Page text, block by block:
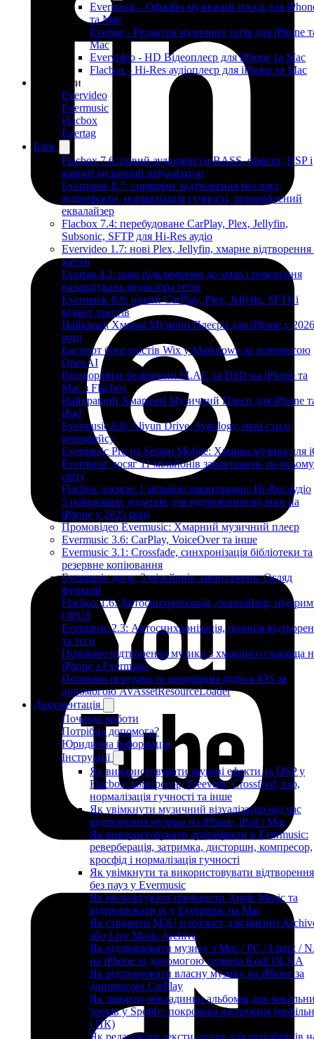
Evermusic - Офлайн музичний плеєр для
та Mac
Evertag - Редактор музичних тегів для iPhone
Mac
Evervideo - HD Відеоплеєр для iPhone та Mac
Flacbox - Hi-Res аудіоплеєр для iPhone та Mac
Продукти
Evervideo
Evermusic
Flacbox
Evertag
Блог
Flacbox 7.6: новий аудіодвигун BASS, ефекти, DSP і
живий музичний візуалізатор
Evermusic 8.7: справжнє відтворення без пауз,
аудіоефекти, нормалізація гучності, перероблений
еквалайзер
Flacbox 7.4: перебудоване CarPlay, Plex, Jellyfin,
Subsonic, SFTP для Hi-Res аудіо
Evervideo 1.7: нові Plex, Jellyfin, хмарне відтворення
жести
Evertag 4.2: нові підключення до хмар і пояснення
налаштувань редактора тегів
Evermusic 8.6: новий CarPlay, Plex, Jellyfin, SFTP і
віджет текстів
Найкращі Хмарні Музичні Плеєри для iPhone у 2026
році
Експорт блог-постів Wix у Markdown за допомогою
OpenAI
Відтворюйте безвтратні FLAC та DSD на iPhone та
Mac з Flacbox
Найкращий Хмарний Музичний Плеєр для iPhone
iPad
Evermusic 6.8: Aliyun Drive, Synology, нові стилі
інтерфейсу
Evermusic Pro на Setapp Mobile: Хмарна музика для
Evermusic досяг 11 мільйонів завантажень по всьому
світу
Flacbox досягає 1 мільйон завантажень: Hi-Res аудіо
5 найкращих додатків для відтворення музики на
iPhone у 2025 році
Промовідео Evermusic: Хмарний музичний плеєр
Evermusic 3.6: CarPlay, VoiceOver та інше
Evermusic 3.1: Crossfade, синхронізація бібліотеки та
резервне копіювання
Evermusic досяг 3 мільйонів завантажень: Огляд
функцій
Flacbox 1.6: Автосинхронізація, еквалайзер,
OPUS
Evermusic 2.3: Автосинхронізація, позиція
та теги
Потокове відтворення музики з хмарного сховища
iPhone з Evermusic
Потокова передача та кешування аудіо в iOS за
допомогою AVAssetResourceLoader
Документація
Початок роботи
Потрібна допомога?
Юридична інформація
Інструкції
Як використовувати звукові ефекти та DSP у
Flacbox: компресор, Freeverb, Crossfeed, ехо,
нормалізація гучності та інше
Як увімкнути музичний візуалізатор під час
відтворення музики на iPhone, iPad і Mac
Як використовувати аудіоефекти в Evermusic:
реверберація, затримка, дисторшн, компресор,
кросфід і нормалізація гучності
Як увімкнути та використовувати відтворення
без пауз у Evermusic
Як експортувати плейлисти Apple Music та
відтворювати їх у Evermusic на Mac
Як створити M3U плейлист для Internet
або Live Music Archive
Як відтворювати музику з Mac / PC / Linux /
на iPhone за допомогою сервера Kodi DLNA
Як відтворювати власну музику на iPhone за
допомогою CarPlay
Як змінити обкладинки альбомів для
треків у Spotify: покрокова інструкція
і ПК)
Як редагувати тексти пісень для аудіофайлів